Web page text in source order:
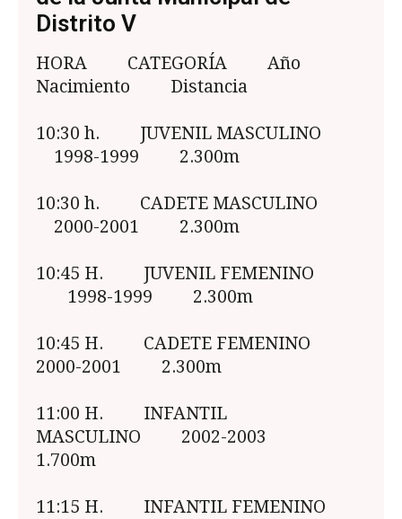
Distrito V
HORA CATEGORÍA Año
Nacimiento Distancia
10:30 h. JUVENIL MASCULINO
1998-1999 2.300m
10:30 h. CADETE MASCULINO
2000-2001 2.300m
10:45 H. JUVENIL FEMENINO
1998-1999 2.300m
10:45 H. CADETE FEMENINO
2000-2001 2.300m
11:00 H. INFANTIL
MASCULINO 2002-2003
1.700m
11:15 H. INFANTIL FEMENINO